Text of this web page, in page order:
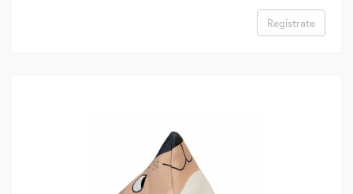
Regístrate